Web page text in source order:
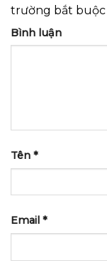
trường bắt
Bình luận
Tên *
Email *